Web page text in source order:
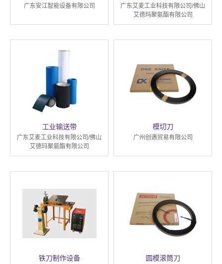
广东安江智能设备有限公司
广东艾麦工业科技有限公司/佛山
艾德玛聚氨酯有限公司
工业输送带
广东艾麦工业科技有限公司/佛山
艾德玛聚氨酯有限公司
模切刀
广州创遇贸易有限公司
铁刀制作设备 圆模滚筒刀